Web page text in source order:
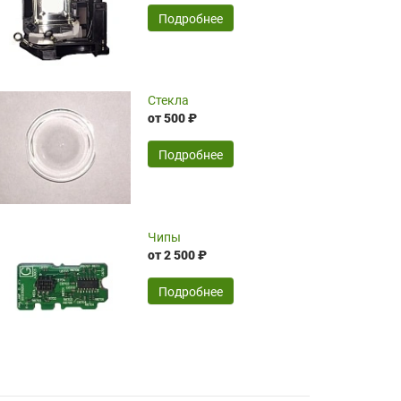
временные затраты по достаточно
оптимизированной стоимости, чему
чрезмерно благодарны!)))
SERGEY FOURSOV,24.04.2026
широкий ассортимент ламп, как оригиналов,
так и аналогов.Быстрое оформление и
передача в доставку, приемлемые цены. Мне
понравилось.
Читать полностью
16.04.2026
Подробнее
Стекла
от 500 ₽
Подробнее
Чипы
от 2 500 ₽
Подробнее